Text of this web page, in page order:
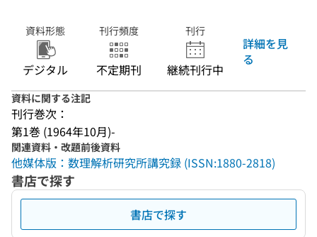
資料形態
デジタル
刊行頻度
不定期刊
刊行
継続刊行中
詳細を見
る
資料に関する注記
刊行巻次：
第1巻 (1964年10月)-
関連資料・改題前後資料
他媒体版：数理解析研究所講究録 (ISSN:1880-2818)
書店で探す
書店で探す